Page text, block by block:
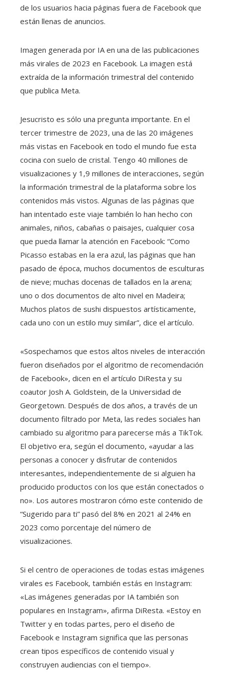
de los usuarios hacia páginas fuera de Facebook que
están llenas de anuncios.
Imagen generada por IA en una de las publicaciones
más virales de 2023 en Facebook. La imagen está
extraída de la información trimestral del contenido
que publica Meta.
Jesucristo es sólo una pregunta importante. En el
tercer trimestre de 2023, una de las 20 imágenes
más vistas en Facebook en todo el mundo fue esta
cocina con suelo de cristal. Tengo 40 millones de
visualizaciones y 1,9 millones de interacciones, según
la información trimestral de la plataforma sobre los
contenidos más vistos. Algunas de las páginas que
han intentado este viaje también lo han hecho con
animales, niños, cabañas o paisajes, cualquier cosa
que pueda llamar la atención en Facebook: “Como
Picasso estabas en la era azul, las páginas que han
pasado de época, muchos documentos de esculturas
de nieve; muchas docenas de tallados en la arena;
uno o dos documentos de alto nivel en Madeira;
Muchos platos de sushi dispuestos artísticamente,
cada uno con un estilo muy similar”, dice el artículo.
«Sospechamos que estos altos niveles de interacción
fueron diseñados por el algoritmo de recomendación
de Facebook», dicen en el artículo DiResta y su
coautor Josh A. Goldstein, de la Universidad de
Georgetown. Después de dos años, a través de un
documento filtrado por Meta, las redes sociales han
cambiado su algoritmo para parecerse más a TikTok.
El objetivo era, según el documento, «ayudar a las
personas a conocer y disfrutar de contenidos
interesantes, independientemente de si alguien ha
producido productos con los que están conectados o
no». Los autores mostraron cómo este contenido de
“Sugerido para ti” pasó del 8% en 2021 al 24% en
2023 como porcentaje del número de
visualizaciones.
Si el centro de operaciones de todas estas imágenes
virales es Facebook, también estás en Instagram:
«Las imágenes generadas por IA también son
populares en Instagram», afirma DiResta. «Estoy en
Twitter y en todas partes, pero el diseño de
Facebook e Instagram significa que las personas
crean tipos específicos de contenido visual y
construyen audiencias con el tiempo».